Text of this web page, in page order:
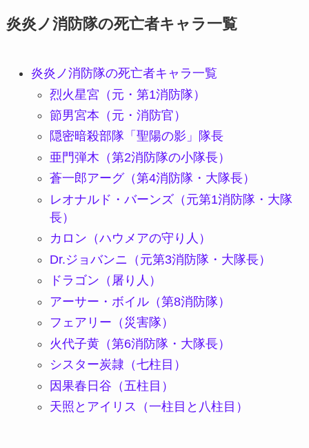
炎炎ノ消防隊の死亡者キャラ一覧
炎炎ノ消防隊の死亡者キャラ一覧
烈火星宮（元・第1消防隊）
節男宮本（元・消防官）
隠密暗殺部隊「聖陽の影」隊長
亜門弾木（第2消防隊の小隊長）
蒼一郎アーグ（第4消防隊・大隊長）
レオナルド・バーンズ（元第1消防隊・大隊
長）
カロン（ハウメアの守り人）
Dr.ジョバンニ（元第3消防隊・大隊長）
ドラゴン（屠り人）
アーサー・ボイル（第8消防隊）
フェアリー（災害隊）
火代子黄（第6消防隊・大隊長）
シスター炭隷（七柱目）
因果春日谷（五柱目）
天照とアイリス（一柱目と八柱目）